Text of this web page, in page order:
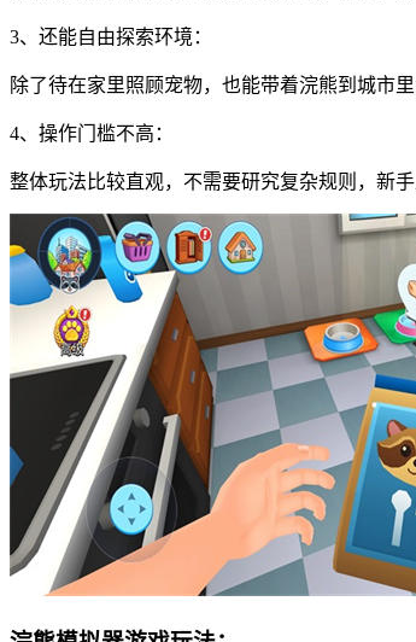
3、还能自由探索环境：
除了待在家里照顾宠物，也能带着浣熊到城市
4、操作门槛不高：
整体玩法比较直观，不需要研究复杂规则，新